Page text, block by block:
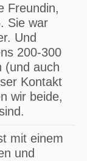
Freundin,
Sie war
Und
200-300
(und auch
Kontakt
wir beide,
mit einem
und